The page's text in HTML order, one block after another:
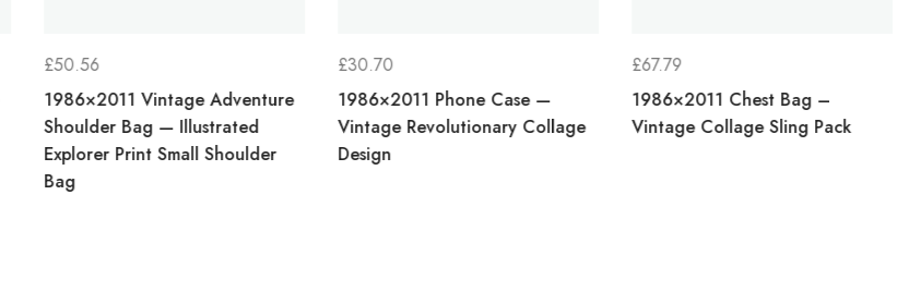
£50.56
1986×2011 Vintage Adventure
Shoulder Bag — Illustrated
Explorer Print Small Shoulder
Bag
£30.70
1986×2011 Phone Case —
Vintage Revolutionary Collage
Design
£67.79
1986×2011 Chest Bag –
Vintage Collage Sling Pack